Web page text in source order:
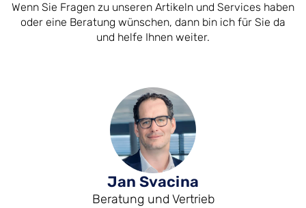
Wenn Sie Fragen zu unseren Artikeln und Services haben
oder eine Beratung wünschen, dann bin ich für Sie da
und helfe Ihnen weiter.
Jan Svacina
Beratung und Vertrieb